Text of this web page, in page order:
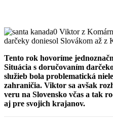
Tento rok hovoríme
Situácia s doručovaním
služieb bola problematická
zahraničia. Viktor sa avšak
veru na Slovensko včas a tak
aj pre svojich krajanov.